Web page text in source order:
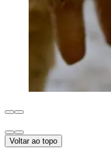
Voltar ao topo